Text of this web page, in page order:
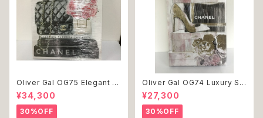
Oliver Gal OG75 Elegant E
ssentials Paris 絵 アート イ
ンテリア お祝い 贈り物 プレゼ
ント 結婚 新築 開店 周年 バー
¥34,300
30%OFF
Oliver Gal OG74 Luxury St
acked Shoes Rose Giftbo
x 絵 アート インテリア お祝い
贈り物 プレゼント 結婚 新築 開
¥27,300
30%OFF